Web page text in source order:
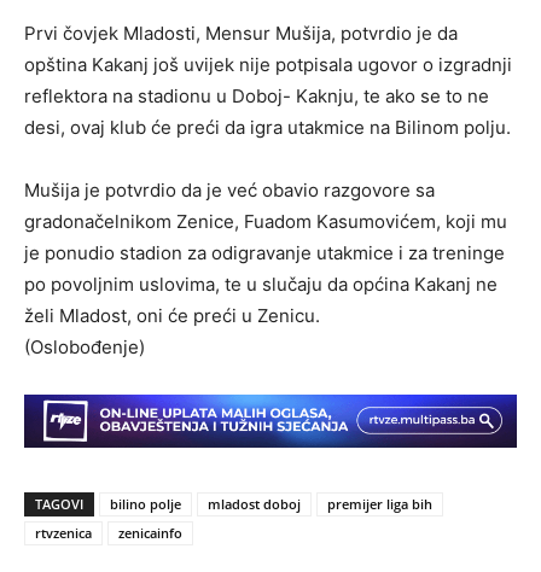
Prvi čovjek Mladosti, Mensur Mušija, potvrdio je da
opština Kakanj još uvijek nije potpisala ugovor o izgradnji
reflektora na stadionu u Doboj- Kaknju, te ako se to ne
desi, ovaj klub će preći da igra utakmice na Bilinom polju.
Mušija je potvrdio da je već obavio razgovore sa
gradonačelnikom Zenice, Fuadom Kasumovićem, koji mu
je ponudio stadion za odigravanje utakmice i za treninge
po povoljnim uslovima, te u slučaju da općina Kakanj ne
želi Mladost, oni će preći u Zenicu.
(Oslobođenje)
TAGOVI bilino polje mladost doboj
premijer liga bih
rtvzenica
zenicainfo